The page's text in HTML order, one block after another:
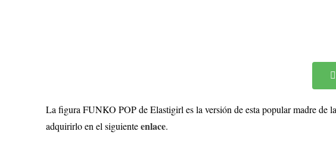
La figura FUNKO POP de Elastigirl es la versión de esta popular madre de
adquirirlo en el siguienteenlace.